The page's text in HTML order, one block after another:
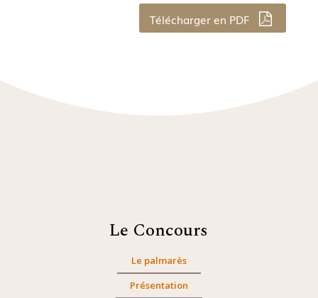
Télécharger en PDF
Le Concours
Le palmarès
Présentation